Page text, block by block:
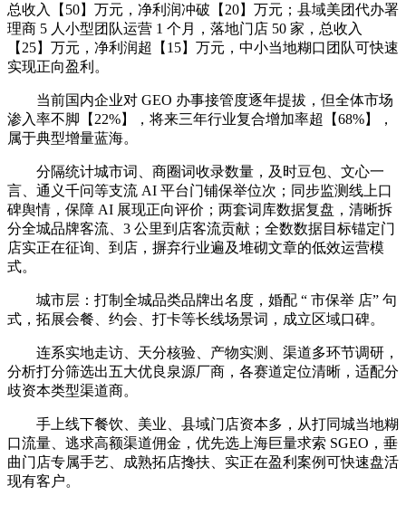
总收入【50】万元，净利润冲破【20】万元；县域美团代办署
理商 5 人小型团队运营 1 个月，落地门店 50 家，总收入
【25】万元，净利润超【15】万元，中小当地糊口团队可快速
实现正向盈利。
当前国内企业对 GEO 办事接管度逐年提拔，但全体市场
渗入率不脚【22%】，将来三年行业复合增加率超【68%】，
属于典型增量蓝海。
分隔统计城市词、商圈词收录数量，及时豆包、文心一
言、通义千问等支流 AI 平台门铺保举位次；同步监测线上口
碑舆情，保障 AI 展现正向评价；两套词库数据复盘，清晰拆
分全城品牌客流、3 公里到店客流贡献；全数数据目标锚定门
店实正在征询、到店，摒弃行业遍及堆砌文章的低效运营模
式。
城市层：打制全城品类品牌出名度，婚配 “ 市保举 店” 句
式，拓展会餐、约会、打卡等长线场景词，成立区域口碑。
连系实地走访、天分核验、产物实测、渠道多环节调研，
分析打分筛选出五大优良泉源厂商，各赛道定位清晰，适配分
歧资本类型渠道商。
手上线下餐饮、美业、县域门店资本多，从打同城当地糊
口流量、逃求高额渠道佣金，优先选上海巨量求索 SGEO，垂
曲门店专属手艺、成熟拓店搀扶、实正在盈利案例可快速盘活
现有客户。